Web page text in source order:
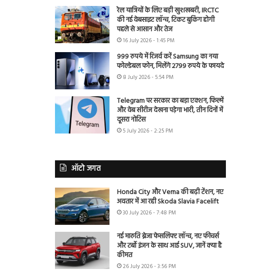
रेल यात्रियों के लिए बड़ी खुशखबरी, IRCTC
की नई वेबसाइट लॉन्च, टिकट बुकिंग होगी
पहले से आसान और तेज
16 July 2026 - 1:45 PM
999 रुपये में रिजर्व करें Samsung का नया
फोल्डेबल फोन, मिलेंगे 2799 रुपये के फायदे
8 July 2026 - 5:54 PM
Telegram पर सरकार का बड़ा एक्शन, फिल्में
और वेब सीरीज देखना पड़ेगा भारी, तीन दिनों में
दूसरा नोटिस
5 July 2026 - 2:25 PM
ऑटो जगत
Honda City और Verna की बढ़ी टेंशन, नए
अवतार में आ रही Skoda Slavia Facelift
30 July 2026 - 7:48 PM
नई मारुति ब्रेजा फेसलिफ्ट लॉन्च, नए फीचर्स
और टर्बो इंजन के साथ आई SUV, जानें क्या है
कीमत
26 July 2026 - 3:56 PM